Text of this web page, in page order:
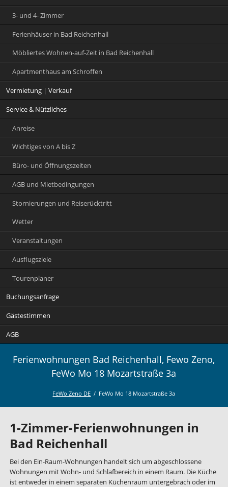
3- und 4- Zimmer
Ferienhäuser in Bad Reichenhall
Möbliertes Wohnen-auf-Zeit in Bad Reichenhall
Apartmenthaus am Schroffen
Vermietung | Verkauf
Service & Nützliches
Anreise
Wichtiges von A bis Z
Büro- und Öffnungszeiten
AGB und Mietbedingungen
Stornierungen und Reiserücktritt
Wetter
Veranstaltungen
Ausflugsziele
Tourenplaner
Buchungsanfrage
Gästestimmen
AGB
Ferienwohnungen Bad Reichenhall, Fewo Zeno,
FeWo Mo 18 Mozartstraße 3a
FeWo Zeno DE FeWo Mo 18 Mozartstraße 3a
1-Zimmer-Ferienwohnungen in
Bad Reichenhall
Bei den Ein-Raum-Wohnungen handelt sich um abgeschlossene
Wohnungen mit Wohn- und Schlafbereich in einem Raum. Die Küche
ist entweder in einem separaten Küchenraum untergebrach oder im